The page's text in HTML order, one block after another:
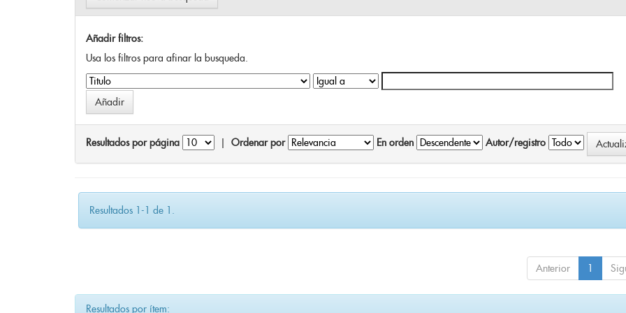
Añadir filtros:
Usa los filtros para afinar la busqueda.
Resultados por página Ordenar por En orden Autor/registro
Resultados 1-1 de 1.
Anterior 1
Resultados por ítem: